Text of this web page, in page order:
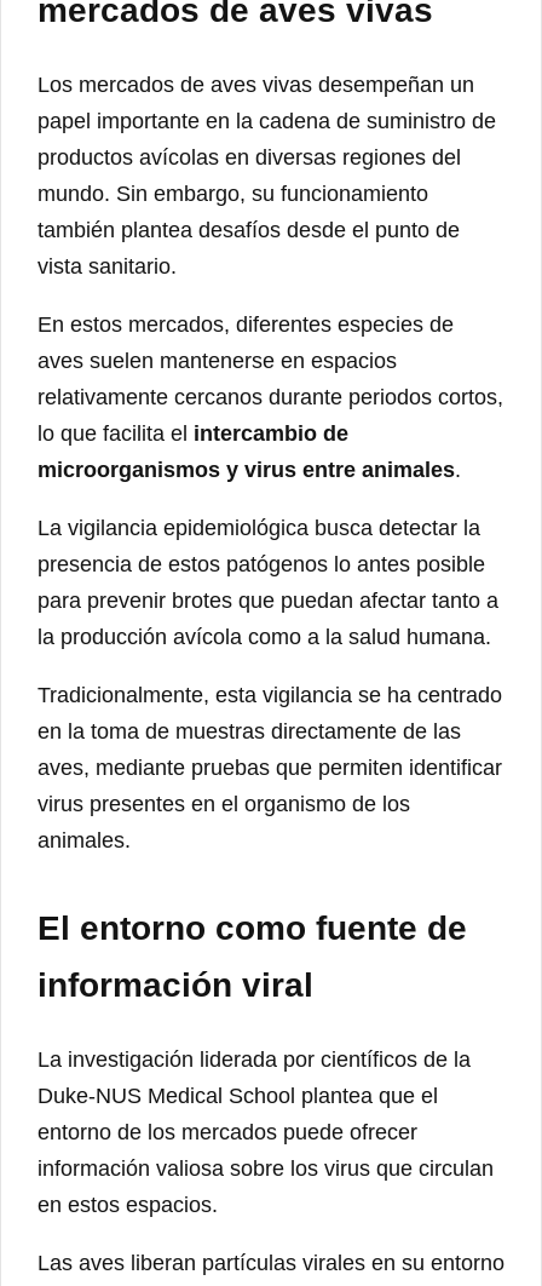
mercados de aves vivas
Los mercados de aves vivas desempeñan un
papel importante en la cadena de suministro de
productos avícolas en diversas regiones del
mundo. Sin embargo, su funcionamiento
también plantea desafíos desde el punto de
vista sanitario.
En estos mercados, diferentes especies de
aves suelen mantenerse en espacios
relativamente cercanos durante periodos cortos,
lo que facilita el intercambio de
microorganismos y virus entre animales.
La vigilancia epidemiológica busca detectar la
presencia de estos patógenos lo antes posible
para prevenir brotes que puedan afectar tanto a
la producción avícola como a la salud humana.
Tradicionalmente, esta vigilancia se ha centrado
en la toma de muestras directamente de las
aves, mediante pruebas que permiten identificar
virus presentes en el organismo de los
animales.
El entorno como fuente de
información viral
La investigación liderada por científicos de la
Duke-NUS Medical School plantea que el
entorno de los mercados puede ofrecer
información valiosa sobre los virus que circulan
en estos espacios.
Las aves liberan partículas virales en su entorno